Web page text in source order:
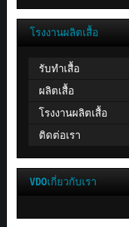
โรงงานผลิตเสื้อ
รับทำเสื้อ
ผลิตเสื้อ
โรงงานผลิตเสื้อ
ติดต่อเรา
VDOเกี่ยวกับเรา